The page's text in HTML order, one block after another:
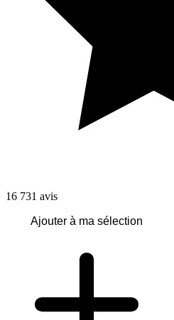
16 731 avis
Ajouter à ma sélection